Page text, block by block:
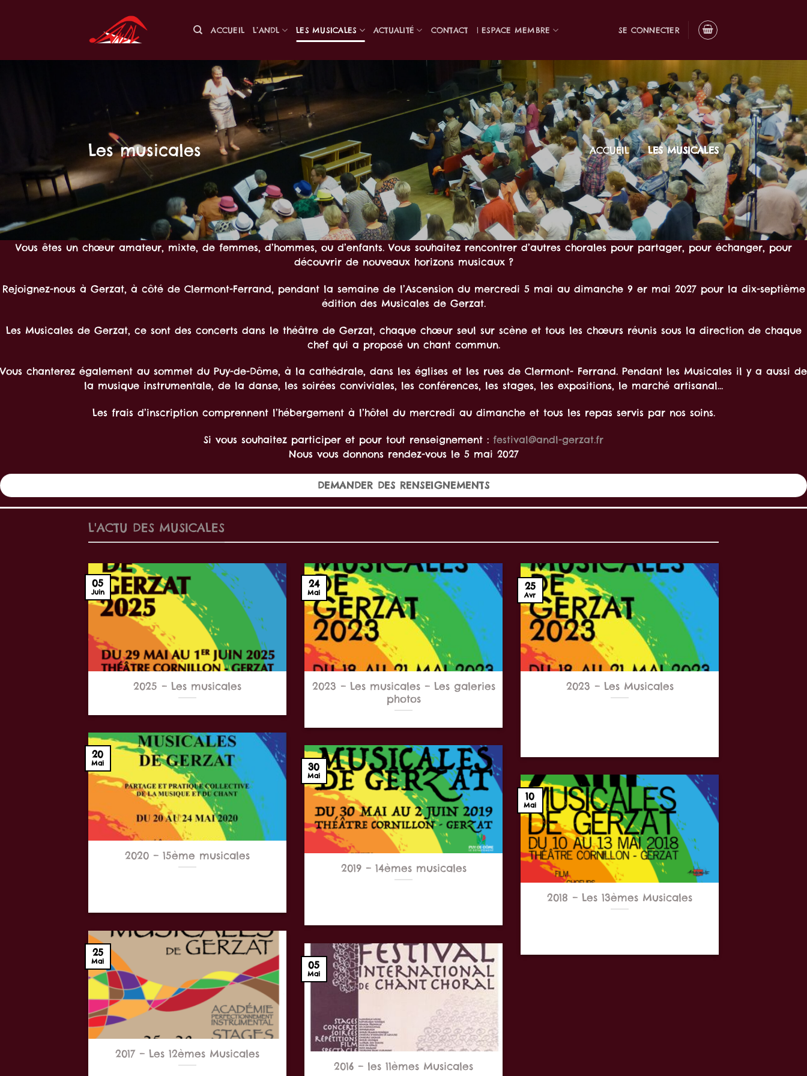
ACCUEIL L’ANDL LES MUSICALES ACTUALITÉ CONTACT | ESPACE MEMBRE SE CONNECTER
Les musicales ACCUEIL / LES MUSICALES
Vous êtes un chœur amateur, mixte, de femmes, d’hommes, ou d’enfants. Vous souhaitez rencontrer d’autres chorales pour partager, pour échanger, pour
découvrir de nouveaux horizons musicaux ?
Rejoignez-nous à Gerzat, à côté de Clermont-Ferrand, pendant la semaine de l’Ascension du mercredi 5 mai au dimanche 9 er mai 2027 pour la dix-septième
édition des Musicales de Gerzat.
Les Musicales de Gerzat, ce sont des concerts dans le théâtre de Gerzat, chaque chœur seul sur scène et tous les chœurs réunis sous la direction de chaque
chef qui a proposé un chant commun.
Vous chanterez également au sommet du Puy-de-Dôme, à la cathédrale, dans les églises et les rues de Clermont- Ferrand. Pendant les Musicales il y a aussi de
la musique instrumentale, de la danse, les soirées conviviales, les conférences, les stages, les expositions, le marché artisanal…
Les frais d’inscription comprennent l’hébergement à l’hôtel du mercredi au dimanche et tous les repas servis par nos soins.
Si vous souhaitez participer et pour tout renseignement : festival@andl-gerzat.fr
Nous vous donnons rendez-vous le 5 mai 2027
DEMANDER DES RENSEIGNEMENTS
L'ACTU DES MUSICALES
2025 – Les musicales
05
Juin
2023 – Les musicales – Les galeries
photos
24
Mai
2023 – Les Musicales
25
Avr
2020 – 15ème musicales
20
Mai
2019 – 14èmes musicales
30
Mai
2018 – Les 13èmes Musicales
10
Mai
2017 – Les 12èmes Musicales
25
Mai
2016 – les 11èmes Musicales
05
Mai